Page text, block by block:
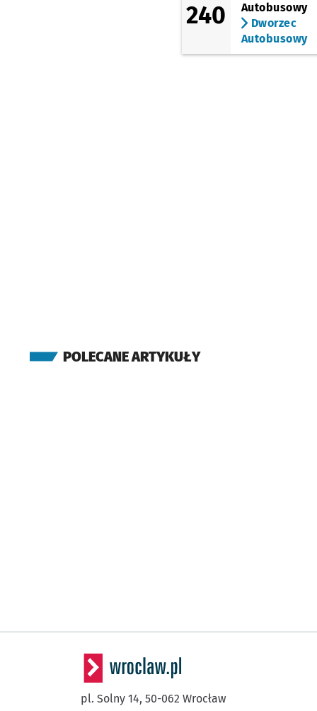
Dworzec Świebodzki
240
Autobusowy
Dworzec
Autobusowy
POLECANE ARTYKUŁY
pl. Solny 14, 50-062 Wrocław